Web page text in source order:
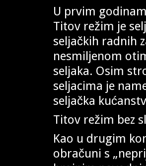
U prvim
Titov režim je
seljačkih radnih
nesmiljenom
seljaka. Osim
seljacima je
seljačka
Titov režim bez
Kao u drugim
obračuni s